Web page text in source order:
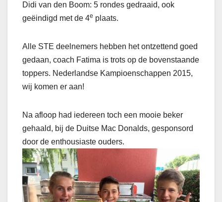
Didi van den Boom: 5 rondes gedraaid, ook
geëindigd met de 4e plaats.
Alle STE deelnemers hebben het ontzettend goed
gedaan, coach Fatima is trots op de bovenstaande
toppers. Nederlandse Kampioenschappen 2015,
wij komen er aan!
Na afloop had iedereen toch een mooie beker
gehaald, bij de Duitse Mac Donalds, gesponsord
door de enthousiaste ouders.